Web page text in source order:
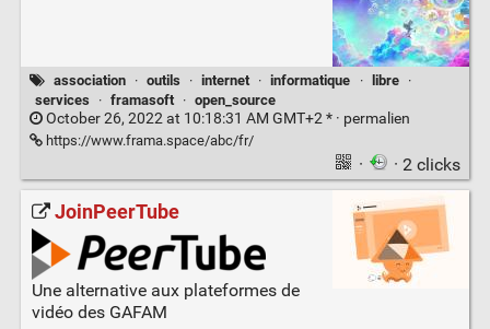
association · outils · internet · informatique · libre
·
services
· framasoft · open_source
October 26, 2022 at 10:18:31 AM GMT+2 * · permalien
https://www.frama.space/abc/fr/
· · 2 clicks
JoinPeerTube
Une alternative aux plateformes de
vidéo des GAFAM